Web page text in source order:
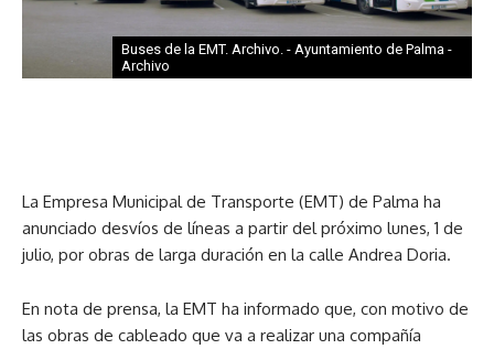
Buses de la EMT. Archivo. - Ayuntamiento de Palma -
Archivo
La Empresa Municipal de Transporte (EMT) de Palma ha
anunciado desvíos de líneas a partir del próximo lunes, 1 de
julio, por obras de larga duración en la calle Andrea Doria.
En nota de prensa, la EMT ha informado que, con motivo de
las obras de cableado que va a realizar una compañía